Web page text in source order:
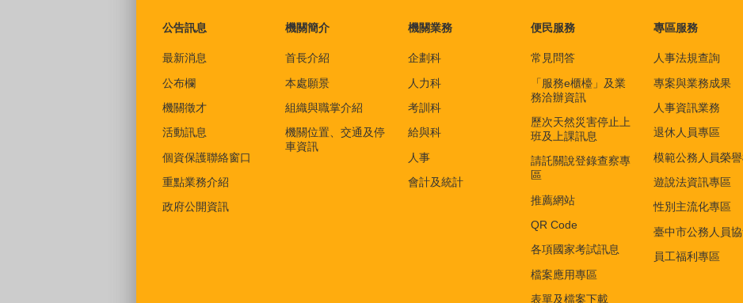
公告訊息
最新消息
公布欄
機關徵才
活動訊息
個資保護聯絡窗口
重點業務介紹
政府公開資訊
機關簡介
首長介紹
本處願景
組織與職掌介紹
機關位置、交通及停
車資訊
機關業務
企劃科
人力科
考訓科
給與科
人事
會計及統計
便民服務
常見問答
「服務e櫃檯」及業
務洽辦資訊
歷次天然災害停止上
班及上課訊息
請託關說登錄查察專
區
推薦網站
QR Code
各項國家考試訊息
檔案應用專區
表單及檔案下載
專區服務
人事法規查詢
專案與業務成果
人事資訊業務
退休人員專區
模範公務人員榮
遊說法資訊專區
性別主流化專區
臺中市公務人員
員工福利專區